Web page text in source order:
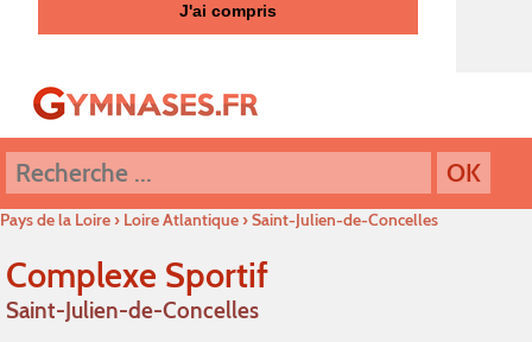
J'ai compris
Pays de la Loire› Loire Atlantique›Saint-Julien-de-Concelles
Complexe Sportif
Saint-Julien-de-Concelles